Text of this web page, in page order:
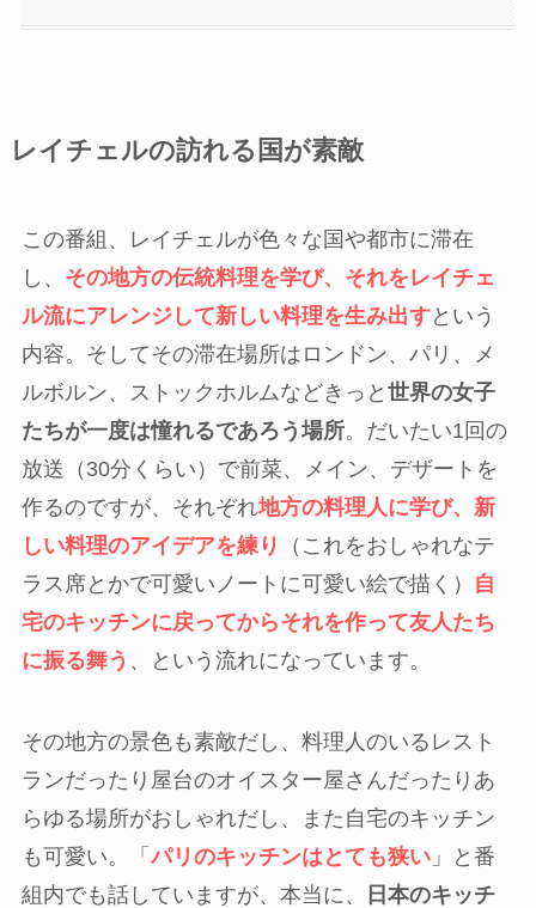
レイチェルの訪れる国が素敵
この番組、レイチェルが色々な国や都市に滞在
し、 その地方の伝統料理を学び、それをレイチェ
ル流にアレンジして新しい料理を生み出すという
内容。そしてその滞在場所はロンドン、パリ、メ
ルボルン、ストックホルムなどきっと 世界の女子
たちが一度は憧れるであろう場所。だいたい1回の
放送（30分くらい）で前菜、メイン、デザートを
作るのですが、それぞれ地方の料理人に学び、新
しい料理のアイデアを練り
（これをおしゃれなテ
ラス席とかで可愛いノートに可愛い絵で描く）
自
宅のキッチンに戻ってからそれを作って友人たち
に振る舞う 、という流れになっています。
その地方の景色も素敵だし、料理人のいるレスト
ランだったり屋台のオイスター屋さんだったりあ
らゆる場所がおしゃれだし、また自宅のキッチン
も可愛い。「パリのキッチンはとても狭い」と番
組内でも話していますが、本当に、
日本のキッチ